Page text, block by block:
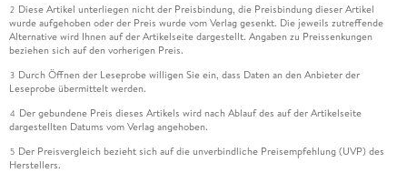
2 Diese Artikel unterliegen nicht der Preisbindung, die Preisbindung dieser Artikel
wurde aufgehoben oder der Preis wurde vom Verlag gesenkt. Die jeweils zutreffende
Alternative wird Ihnen auf der Artikelseite dargestellt. Angaben zu Preissenkungen
beziehen sich auf den vorherigen Preis.
3 Durch Öffnen der Leseprobe willigen Sie ein, dass Daten an den Anbieter der
Leseprobe übermittelt werden.
4 Der gebundene Preis dieses Artikels wird nach Ablauf des auf der Artikelseite
dargestellten Datums vom Verlag angehoben.
5 Der Preisvergleich bezieht sich auf die unverbindliche Preisempfehlung (UVP) des
Herstellers.